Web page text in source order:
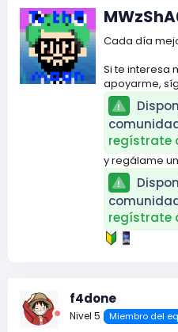
c
c
i
o
n
e
s
E
s
c
i
t
o
p
o
Cada día
Si te interesa
apoyarme,
regístrate
y regálame
regístrate
f4done
Nivel 5 Miembro del